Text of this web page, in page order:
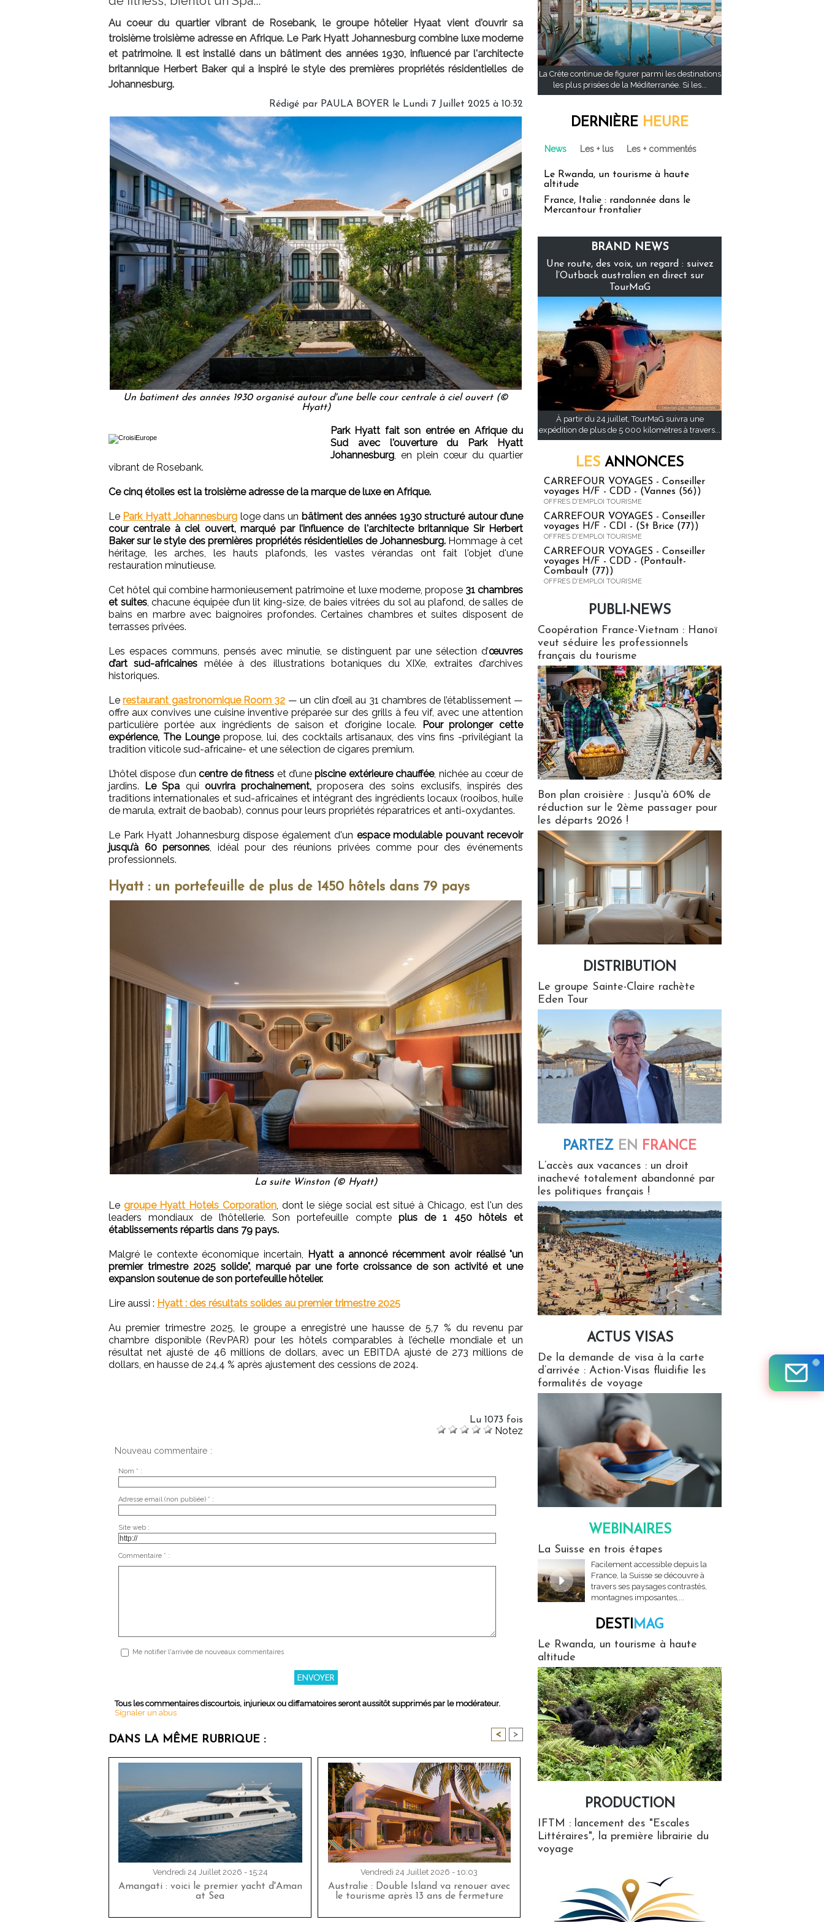
Au coeur du quartier vibrant de Rosebank, le groupe hôtelier Hyaat vient d'ouvrir sa
troisième troisième adresse en Afrique. Le Park Hyatt Johannesburg combine luxe moderne
et patrimoine. Il est installé dans un bâtiment des années 1930, influencé par l'architecte
britannique Herbert Baker qui a inspiré le style des premières propriétés résidentielles de
Johannesburg.
Rédigé par PAULA BOYER le Lundi 7 Juillet 2025 à 10:32
Un batiment des années 1930 organisé autour d'une belle cour centrale à ciel ouvert (©
Hyatt)
Park Hyatt fait son entrée en Afrique du
Sud avec l'ouverture du Park Hyatt
Johannesburg, en plein cœur du quartier
vibrant de Rosebank.
Ce cinq étoiles est la troisième adresse de la marque de luxe en Afrique.
Le Park Hyatt Johannesburg loge dans un bâtiment des années 1930 structuré autour d’une
cour centrale à ciel ouvert, marqué par l’influence de l'architecte britannique Sir Herbert
Baker sur le style des premières propriétés résidentielles de Johannesburg.Hommage à cet
héritage, les arches, les hauts plafonds, les vastes vérandas ont fait l'objet d'une
restauration minutieuse.
Cet hôtel qui combine harmonieusement patrimoine et luxe moderne, propose 31 chambres
et suites, chacune équipée d’un lit king-size, de baies vitrées du sol au plafond, de salles de
bains en marbre avec baignoires profondes. Certaines chambres et suites disposent de
terrasses privées.
Les espaces communs, pensés avec minutie, se distinguent par une sélection d’œuvres
d’art sud-africaines mêlée à des illustrations botaniques du XIXe, extraites d’archives
historiques.
Lerestaurant gastronomique Room 32 — un clin d’œil au 31 chambres de l’établissement —
offre aux convives une cuisine inventive préparée sur des grills à feu vif, avec une attention
particulière portée aux ingrédients de saison et d’origine locale.
Pour prolonger cette
expérience, The Lounge propose, lui, des cocktails artisanaux, des vins fins -privilégiant la
tradition viticole sud-africaine- et une sélection de cigares premium.
L’hôtel dispose d’uncentre de fitness et d’unepiscine extérieure chauffée, nichée au cœur de
jardins.
Le Spa qui ouvrira prochainement,proposera des soins exclusifs, inspirés des
traditions internationales et sud-africaines et intégrant des ingrédients locaux (rooibos, huile
de marula, extrait de baobab), connus pour leurs propriétés réparatrices et anti-oxydantes.
Le Park Hyatt Johannesburg dispose également d'un espace modulable pouvant recevoir
jusqu’à 60 personnes, idéal pour des réunions privées comme pour des événements
professionnels.
Hyatt : un portefeuille de plus de 1450 hôtels dans 79 pays
La suite Winston (© Hyatt)
Le groupe Hyatt Hotels Corporation, dont le siège social est situé à Chicago, est l'un des
leaders mondiaux de l’hôtellerie. Son portefeuille compte plus de 1 450 hôtels et
établissements répartis dans 79 pays.
Malgré le contexte économique incertain, Hyatt a annoncé récemment avoir réalisé "un
premier trimestre 2025 solide", marqué par une forte croissance de son activité et une
expansion soutenue de son portefeuille hôtelier.
Lire aussi : Hyatt : des résultats solides au premier trimestre 2025
Au premier trimestre 2025, le groupe a enregistré une hausse de 5,7 % du revenu par
chambre disponible (RevPAR) pour les hôtels comparables à l’échelle mondiale et un
résultat net ajusté de 46 millions de dollars, avec un EBITDA ajusté de 273 millions de
dollars, en hausse de 24,4 % après ajustement des cessions de 2024.
Lu 1073 fois
Notez
Nouveau commentaire :
Nom * :
Adresse email (non publiée) * :
Site web :
Commentaire * :
Me notifier l'arrivée de nouveaux commentaires
Tous les commentaires discourtois, injurieux ou diffamatoires seront aussitôt supprimés par le modérateur.
Signaler un abus
DANS LA MÊME RUBRIQUE : < >
Vendredi 24 Juillet 2026 - 15:24
Amangati : voici le premier yacht d'Aman
at Sea
Vendredi 24 Juillet 2026 - 10:03
Australie : Double Island va renouer avec
le tourisme après 13 ans de fermeture
La Crète continue de figurer parmi les destinations
les plus prisées de la Méditerranée. Si les...
DERNIÈRE HEURE
News Les + lus Les + commentés
Le Rwanda, un tourisme à haute
altitude
France, Italie : randonnée dans le
Mercantour frontalier
BRAND NEWS
Une route, des voix, un regard : suivez
l’Outback australien en direct sur
TourMaG
À partir du 24 juillet, TourMaG suivra une
expédition de plus de 5 000 kilomètres à travers...
LES ANNONCES
CARREFOUR VOYAGES - Conseiller
voyages H/F - CDD - (Vannes (56))
OFFRES D'EMPLOI TOURISME
CARREFOUR VOYAGES - Conseiller
voyages H/F - CDI - (St Brice (77))
OFFRES D'EMPLOI TOURISME
CARREFOUR VOYAGES - Conseiller
voyages H/F - CDD - (Pontault-
Combault (77))
OFFRES D'EMPLOI TOURISME
PUBLI-NEWS
Coopération France-Vietnam : Hanoï
veut séduire les professionnels
français du tourisme
Bon plan croisière : Jusqu'à 60% de
réduction sur le 2ème passager pour
les départs 2026 !
DISTRIBUTION
Le groupe Sainte-Claire rachète
Eden Tour
PARTEZ EN FRANCE
L’accès aux vacances : un droit
inachevé totalement abandonné par
les politiques français !
ACTUS VISAS
De la demande de visa à la carte
d’arrivée : Action-Visas fluidifie les
formalités de voyage
WEBINAIRES
La Suisse en trois étapes
Facilement accessible depuis la
France, la Suisse se découvre à
travers ses paysages contrastés,
montagnes imposantes,...
DESTIMAG
Le Rwanda, un tourisme à haute
altitude
PRODUCTION
IFTM : lancement des "Escales
Littéraires", la première librairie du
voyage